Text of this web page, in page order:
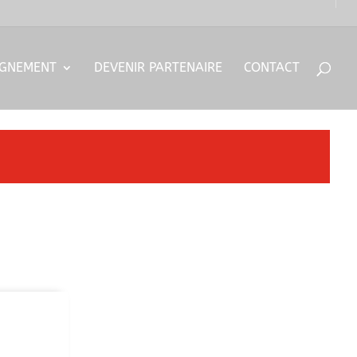
DEVENIR PARTENAIRE CONTACT